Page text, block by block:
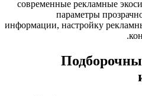
современные
параметры
информации, настройку